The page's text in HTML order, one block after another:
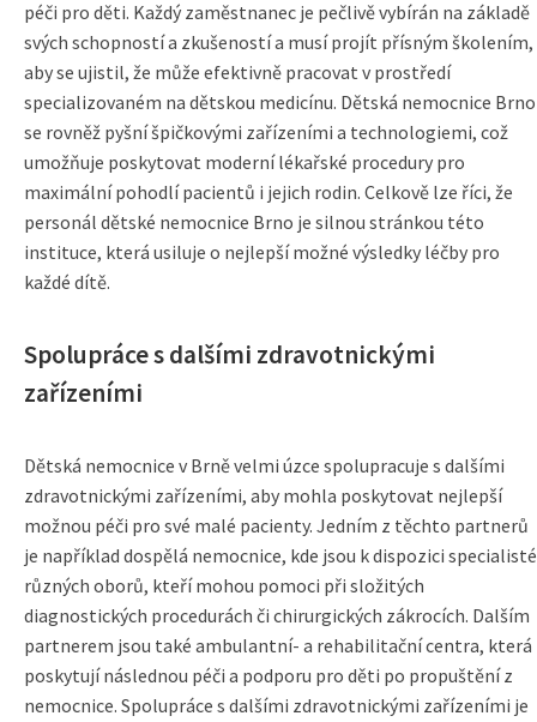
péči pro děti. Každý zaměstnanec je pečlivě vybírán na základě
svých schopností a zkušeností a musí projít přísným školením,
aby se ujistil, že může efektivně pracovat v prostředí
specializovaném na dětskou medicínu. Dětská nemocnice Brno
se rovněž pyšní špičkovými zařízeními a technologiemi, což
umožňuje poskytovat moderní lékařské procedury pro
maximální pohodlí pacientů i jejich rodin. Celkově lze říci, že
personál dětské nemocnice Brno je silnou stránkou této
instituce, která usiluje o nejlepší možné výsledky léčby pro
každé dítě.
Spolupráce s dalšími zdravotnickými
zařízeními
Dětská nemocnice v Brně velmi úzce spolupracuje s dalšími
zdravotnickými zařízeními, aby mohla poskytovat nejlepší
možnou péči pro své malé pacienty. Jedním z těchto partnerů
je například dospělá nemocnice, kde jsou k dispozici specialisté
různých oborů, kteří mohou pomoci při složitých
diagnostických procedurách či chirurgických zákrocích. Dalším
partnerem jsou také ambulantní- a rehabilitační centra, která
poskytují následnou péči a podporu pro děti po propuštění z
nemocnice. Spolupráce s dalšími zdravotnickými zařízeními je